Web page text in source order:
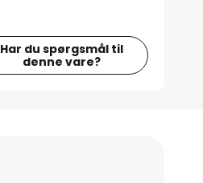
Har du spørgsmål til
denne vare?